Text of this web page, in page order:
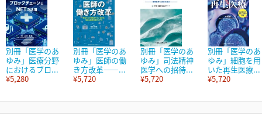
別冊「医学のあ
ゆみ」医療分野
におけるブロ...
¥5,280
別冊「医学のあ
ゆみ」医師の働
き方改革――...
¥5,720
別冊「医学のあ
ゆみ」司法精神
医学への招待...
¥5,720
別冊「医学のあ
ゆみ」細胞を用
いた再生医療...
¥5,720